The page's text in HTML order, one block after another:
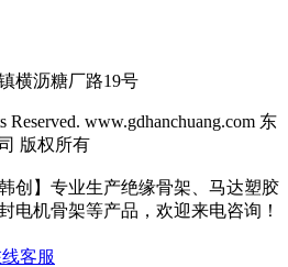
横沥糖厂路19号
www.gdhanchuang.com 东
版权所有
创】专业生产绝缘骨架、马达塑胶
电机骨架等产品，欢迎来电咨询！
客服